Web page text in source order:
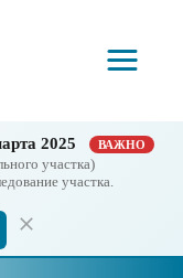
2025 ВАЖНО
участка)
участка.